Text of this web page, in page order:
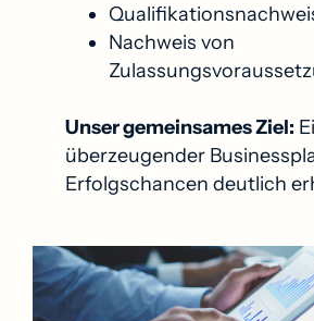
Nachweis von
Unser gemeinsames Ziel:
überzeugender
Erfolgschancen deutlich